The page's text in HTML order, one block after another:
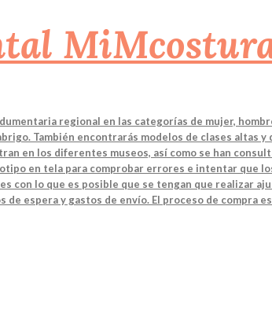
regional en las categorías de mujer,
También encontrarás modelos de clases
en los diferentes museos, así como se han
en tela para comprobar errores e intentar que
con lo que es posible que se tengan que realizar
espera y gastos de envío. El proceso de